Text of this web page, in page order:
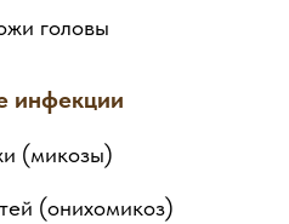
головы
инфекции
(микозы)
(онихомикоз)